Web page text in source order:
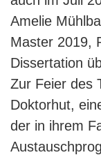
Amelie
Master 2019,
Dissertation
Zur Feier des
Doktorhut,
der in ihrem